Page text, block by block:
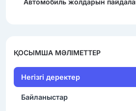
Автомобиль жолдарын
ҚОСЫМША МӘЛІМЕТТЕР
Негізгі деректер
Байланыстар